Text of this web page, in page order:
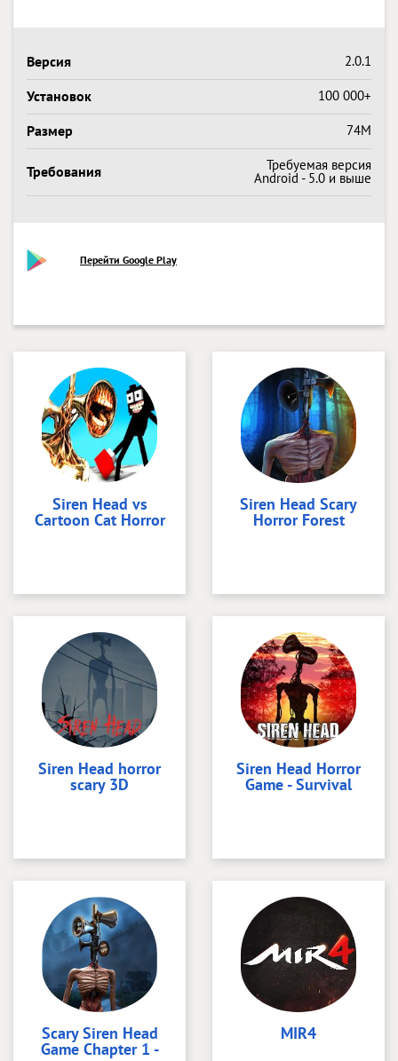
Версия 2.0.1
Установок 100 000+
Размер 74M
Требования Требуемая версия
Android - 5.0 и выше
Перейти Google Play
Siren Head vs
Cartoon Cat Horror
Siren Head Scary
Horror Forest
Siren Head horror
scary 3D
Siren Head Horror
Game - Survival
Scary Siren Head
Game Chapter 1 -
MIR4